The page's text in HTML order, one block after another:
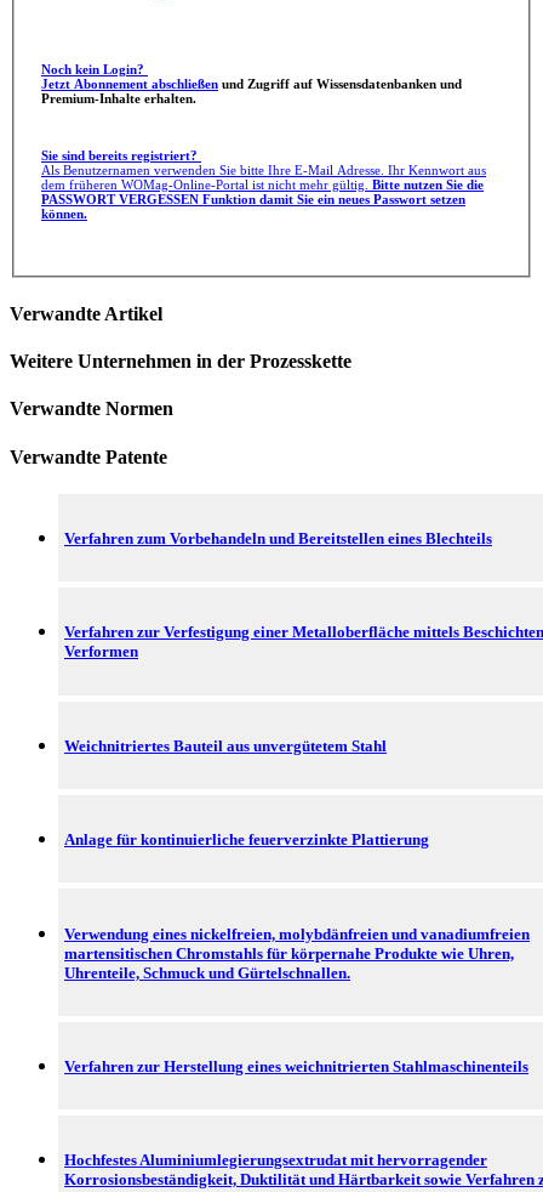
Noch kein Login?
Jetzt Abonnement abschließen
Premium-Inhalte erhalten.
Sie sind bereits registriert?
Als Benutzernamen verwenden Sie bitte Ihre E-Mail Adresse. Ihr Kennwort aus
dem früheren WOMag-Online-Portal ist nicht mehr gültig. Bitte nutzen Sie die
PASSWORT VERGESSEN Funktion damit Sie ein neues Passwort setzen
können.
Verwandte Artikel
Weitere Unternehmen in der Prozesskette
Verwandte Normen
Verwandte Patente
Verfahren zum Vorbehandeln und Bereitstellen eines Blechteils
Verfahren zur Verfestigung einer Metalloberfläche mittels
Verformen
Weichnitriertes Bauteil aus unvergütetem Stahl
Anlage für kontinuierliche feuerverzinkte Plattierung
Verwendung eines nickelfreien, molybdänfreien und vanadiumfreien
martensitischen Chromstahls für körpernahe Produkte wie Uhren,
Uhrenteile, Schmuck und Gürtelschnallen.
Verfahren zur Herstellung eines weichnitrierten Stahlmaschinenteils
Hochfestes Aluminiumlegierungsextrudat mit hervorragender
Korrosionsbeständigkeit, Duktilität und Härtbarkeit sowie Verfahren